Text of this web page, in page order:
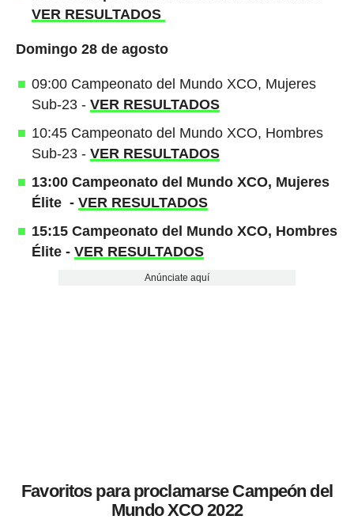
VER RESULTADOS
Domingo 28 de agosto
09:00 Campeonato del Mundo XCO, Mujeres
Sub-23 - VER RESULTADOS
10:45 Campeonato del Mundo XCO, Hombres
Sub-23 - VER RESULTADOS
13:00 Campeonato del Mundo XCO, Mujeres
Élite - VER RESULTADOS
15:15 Campeonato del Mundo XCO, Hombres
Élite - VER RESULTADOS
Anúnciate aquí
Favoritos para proclamarse Campeón del
Mundo XCO 2022